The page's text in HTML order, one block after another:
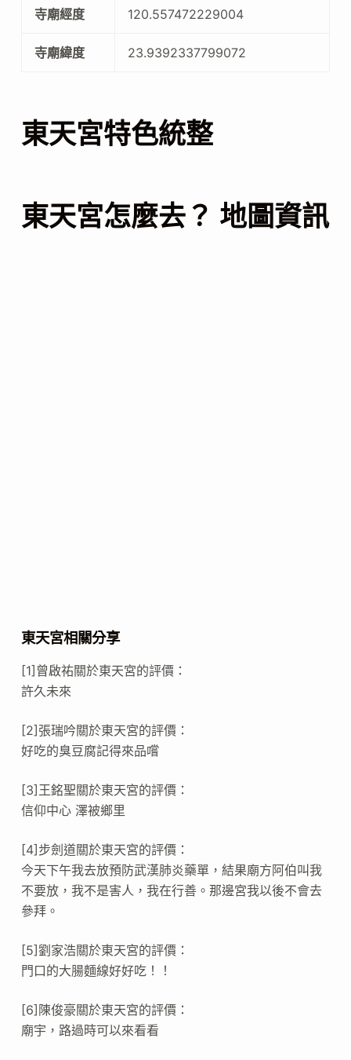
寺廟經度 120.557472229004
寺廟緯度 23.9392337799072
東天宮特色統整
東天宮怎麼去？ 地圖資訊
東天宮相關分享
[1]曾啟祐關於東天宮的評價：
許久未來
[2]張瑞吟關於東天宮的評價：
好吃的臭豆腐記得來品嚐
[3]王銘聖關於東天宮的評價：
信仰中心 澤被鄉里
[4]步劍道關於東天宮的評價：
今天下午我去放預防武漢肺炎藥單，結果廟方阿伯叫我
不要放，我不是害人，我在行善。那邊宮我以後不會去
參拜。
[5]劉家浩關於東天宮的評價：
門口的大腸麵線好好吃！！
[6]陳俊豪關於東天宮的評價：
廟宇，路過時可以來看看